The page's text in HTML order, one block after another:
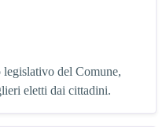
del Comune,
eletti dai cittadini.